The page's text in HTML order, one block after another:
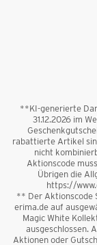
**KI-generierte
31.12.2026 im
rabattierte Artikel
nicht
Aktionscode
Übrigen die
https://
** Der Aktionscode
erima.de auf
Magic White
ausgeschlossen.
Aktionen oder